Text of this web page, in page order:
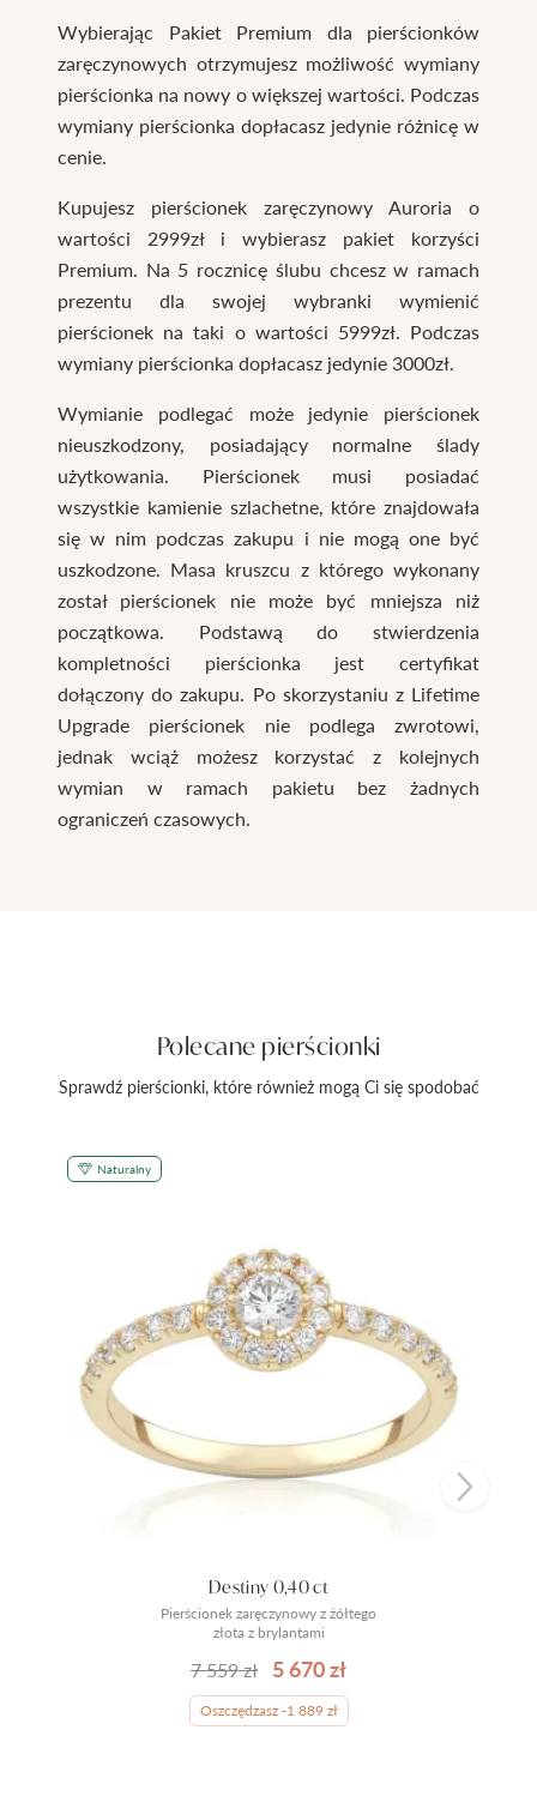
Wybierając Pakiet Premium dla pierścionków
zaręczynowych otrzymujesz możliwość wymiany
pierścionka na nowy o większej wartości. Podczas
wymiany pierścionka dopłacasz jedynie różnicę w
cenie.
Kupujesz pierścionek zaręczynowy Auroria o
wartości 2999zł i wybierasz pakiet korzyści
Premium. Na 5 rocznicę ślubu chcesz w ramach
prezentu dla swojej wybranki wymienić
pierścionek na taki o wartości 5999zł. Podczas
wymiany pierścionka dopłacasz jedynie 3000zł.
Wymianie podlegać może jedynie pierścionek
nieuszkodzony, posiadający normalne ślady
użytkowania. Pierścionek musi posiadać
wszystkie kamienie szlachetne, które znajdowała
się w nim podczas zakupu i nie mogą one być
uszkodzone. Masa kruszcu z którego wykonany
został pierścionek nie może być mniejsza niż
początkowa. Podstawą do stwierdzenia
kompletności pierścionka jest certyfikat
dołączony do zakupu. Po skorzystaniu z Lifetime
Upgrade pierścionek nie podlega zwrotowi,
jednak wciąż możesz korzystać z kolejnych
wymian w ramach pakietu bez żadnych
ograniczeń czasowych.
Polecane pierścionki
Sprawdź pierścionki, które również mogą Ci się spodobać
Naturalny
Pierścionek zaręczynowy z żółtego
złota z brylantami
Destiny 0,40 ct
7 559 zł 5 670 zł
Oszczędzasz -1 889 zł